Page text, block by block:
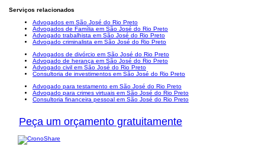
Serviços relacionados
Advogados em São José do Rio Preto
Advogados de Família em São José do Rio Preto
Advogado trabalhista em São José do Rio Preto
Advogado criminalista em São José do Rio Preto
Advogados de divórcio em São José do Rio Preto
Advogado de herança em São José do Rio Preto
Advogado civil em São José do Rio Preto
Consultoria de investimentos em São José do Rio Preto
Advogado para testamento em São José do Rio Preto
Advogado para crimes virtuais em São José do Rio Preto
Consultoria financeira pessoal em São José do Rio Preto
Peça um orçamento gratuitamente